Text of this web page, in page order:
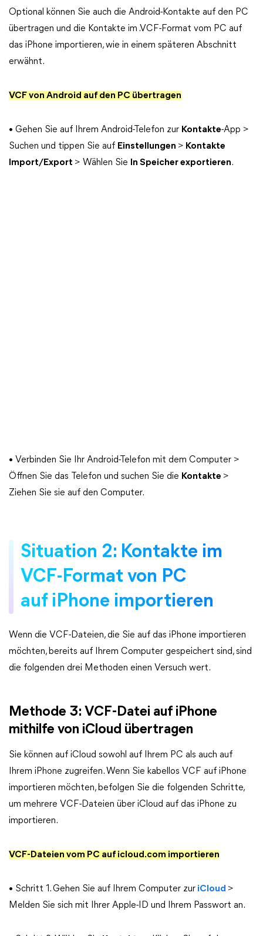
Optional können Sie auch die Android-Kontakte auf den PC
übertragen und die Kontakte im .VCF-Format vom PC auf
das iPhone importieren, wie in einem späteren Abschnitt
erwähnt.
VCF von Android auf den PC übertragen
• Gehen Sie auf Ihrem Android-Telefon zur Kontakte-App >
Suchen und tippen Sie auf Einstellungen > Kontakte
Import/Export > Wählen Sie In Speicher exportieren.
• Verbinden Sie Ihr Android-Telefon mit dem Computer >
Öffnen Sie das Telefon und suchen Sie die Kontakte >
Ziehen Sie sie auf den Computer.
Situation 2: Kontakte im
VCF-Format von PC
auf iPhone importieren
Wenn die VCF-Dateien, die Sie auf das iPhone importieren
möchten, bereits auf Ihrem Computer gespeichert sind, sind
die folgenden drei Methoden einen Versuch wert.
Methode 3: VCF-Datei auf iPhone
mithilfe von iCloud übertragen
Sie können auf iCloud sowohl auf Ihrem PC als auch auf
Ihrem iPhone zugreifen. Wenn Sie kabellos VCF auf iPhone
importieren möchten, befolgen Sie die folgenden Schritte,
um mehrere VCF-Dateien über iCloud auf das iPhone zu
importieren.
VCF-Dateien vom PC auf icloud.com importieren
• Schritt 1. Gehen Sie auf Ihrem Computer zur iCloud >
Melden Sie sich mit Ihrer Apple-ID und Ihrem Passwort an.